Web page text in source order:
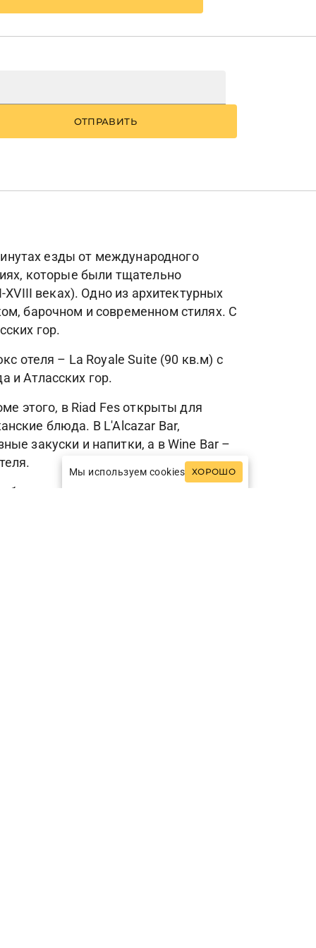
ОТПРАВИТЬ
езды от международного
которые были тщательно
веках). Одно из архитектурных
барочном и современном стилях. С
гор.
отеля – La Royale Suite (90 кв.м) с
и Атласских гор.
этого, в Riad Fes открыты для
блюда. В L'Alcazar Bar,
закуски и напитки, а в Wine Bar –
спа-процедур для лица и тела и
Мы используем cookies ХОРОШО